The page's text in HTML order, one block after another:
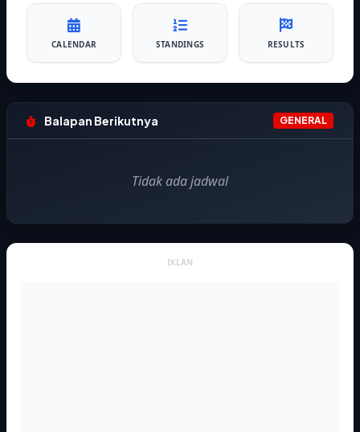
CALENDAR STANDINGS RESULTS
Balapan Berikutnya GENERAL
Tidak ada jadwal
IKLAN